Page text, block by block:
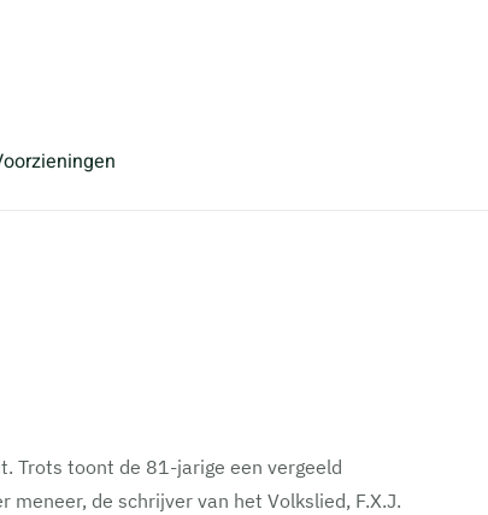
Trots toont de 81-jarige een vergeeld
de schrijver van het Volkslied, F.X.J.